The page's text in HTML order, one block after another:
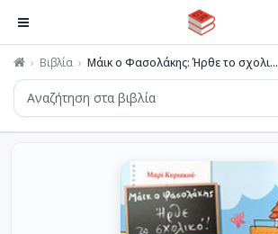
Βιβλία Μάικ ο Φασολάκης: Ήρθε το σχολι...